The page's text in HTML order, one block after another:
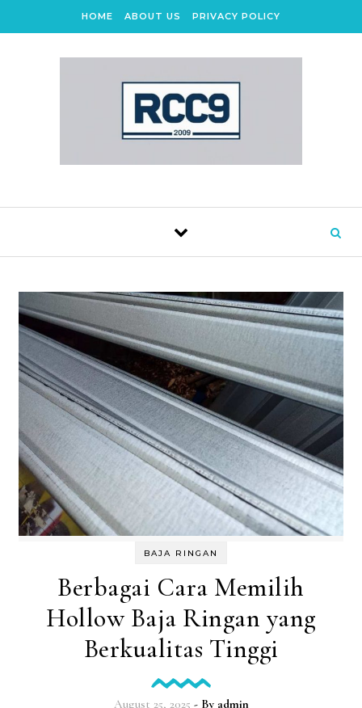
HOME ABOUT US PRIVACY POLICY
BAJA RINGAN
Berbagai Cara Memilih
Hollow Baja Ringan yang
Berkualitas Tinggi
August 25, 2025 - By admin